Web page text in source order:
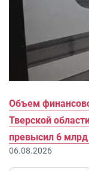
Объем
Тверской
превысил 6 млрд
06.08.2026